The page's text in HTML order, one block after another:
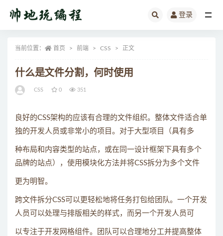
登录
当前位置： 首页 前端 CSS 正文
什么是文件分割，何时使用
CSS 0 351
良好的CSS架构的应该有合理的文件组织。整体文件适合单
独的开发人员或非常小的项目。对于大型项目（具有多
种布局和内容类型的站点，或在同一设计框架下具有多个
品牌的站点），使用模块化方法并将CSS拆分为多个文件
更为明智。
跨文件拆分CSS可以更轻松地将任务打包给团队。一个开发
人员可以处理与排版相关的样式，而另一个开发人员可
以专注于开发网格组件。团队可以合理地分工并提高整体